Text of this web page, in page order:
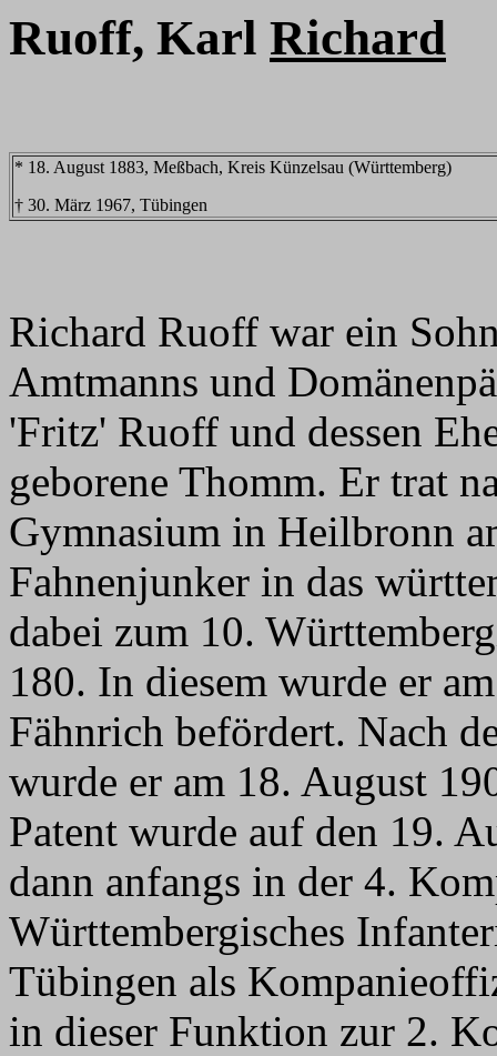
Ruoff, Karl Richard
* 18. August 1883, Meßbach, Kreis Künzelsau (Württemberg)
† 30. März 1967, Tübingen
Richard Ruoff war ein
Amtmanns und
'Fritz' Ruoff und dessen
geborene Thomm. Er trat
Gymnasium in Heilbronn
Fahnenjunker in das
dabei zum 10.
180. In diesem wurde er
Fähnrich befördert. Nach
wurde er am 18. August
Patent wurde auf den 19.
dann anfangs in der 4.
Württembergisches
Tübingen als
in dieser Funktion zur 2.